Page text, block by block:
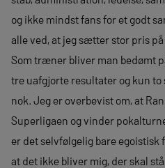
og ikke mindst fans for et godt
alle ved, at jeg sætter stor pris
Som træner bliver man bedømt
tre uafgjorte resultater og kun
nok. Jeg er overbevist om, at
Superligaen og vinder
er det selvfølgelig bare
at det ikke bliver mig, der skal